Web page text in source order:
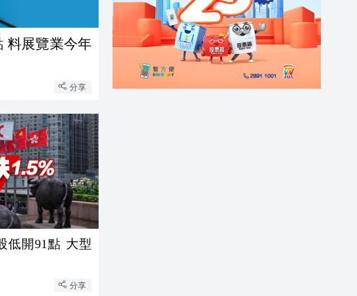
料展覽業今年
分享
低開91點 大型
分享